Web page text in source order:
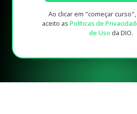
Ao clicar em "começar
aceito as Políticas de
de Uso da DIO.